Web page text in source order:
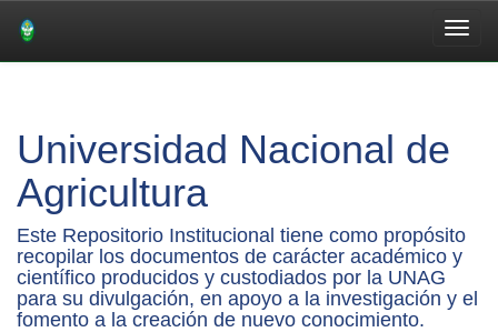
Universidad Nacional de
Agricultura
Este Repositorio Institucional tiene como propósito
recopilar los documentos de carácter académico y
científico producidos y custodiados por la UNAG
para su divulgación, en apoyo a la investigación y el
fomento a la creación de nuevo conocimiento.